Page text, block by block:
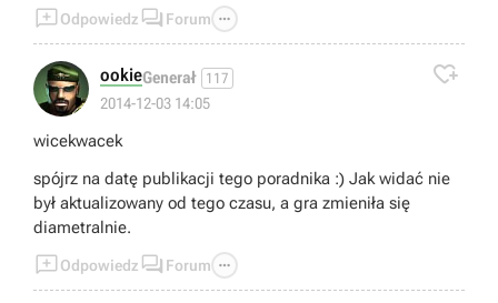
Odpowiedz  Forum 
ookieGenerał 117
2014-12-03 14:05

wicekwacek
spójrz na datę publikacji tego poradnika :) Jak widać nie
był aktualizowany od tego czasu, a gra zmieniła się
diametralnie.
Odpowiedz  Forum 